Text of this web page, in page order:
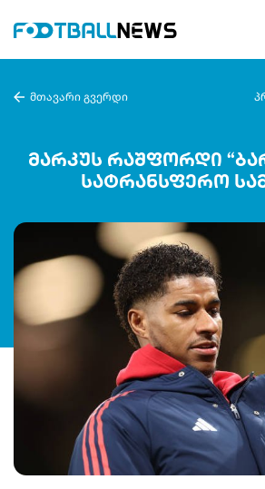
მთავარი გვერდი
მარკუს რაშფორდი
სატრანსფერო